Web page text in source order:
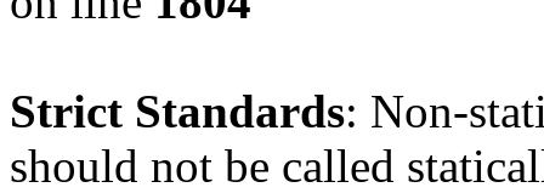
Strict Standards: Non-
should not be called